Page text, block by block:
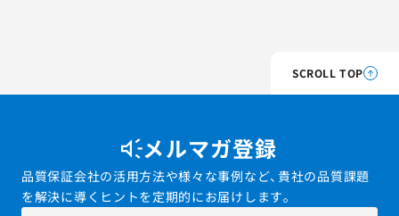
SCROLL TOP
メルマガ登録
品質保証会社の活用方法や様々な事例など、貴社の品質課題
を解決に導くヒントを定期的にお届けします。